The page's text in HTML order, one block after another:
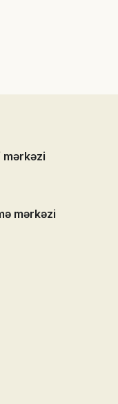
mərkəzi